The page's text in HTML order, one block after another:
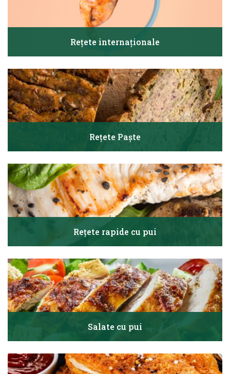
Rețete internaționale
Rețete Paște
Rețete rapide cu pui
Salate cu pui